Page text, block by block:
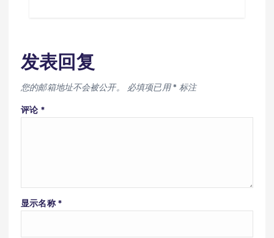
发表回复
您的邮箱地址不会被公开。 必填项已用* 标注
评论 *
显示名称 *